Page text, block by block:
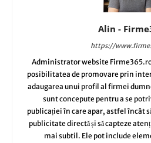
Alin -
https://
Administrator website
posibilitatea de promovare prin
adaugarea unui profil al firmei
sunt concepute pentru a se
publicației în care apar, astfel încât
publicitate directă și să capteze
mai subtil. Ele pot include